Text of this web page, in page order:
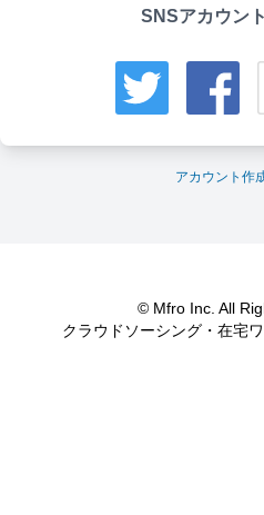
SNSアカウン
アカウント作
© Mfro Inc. All
クラウドソーシング・在宅